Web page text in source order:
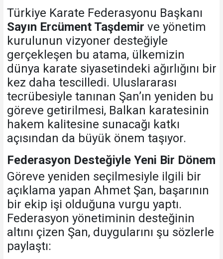
Türkiye Karate Federasyonu Başkanı
Sayın Ercüment Taşdemir ve yönetim
kurulunun vizyoner desteğiyle
gerçekleşen bu atama, ülkemizin
dünya karate siyasetindeki ağırlığını bir
kez daha tescilledi. Uluslararası
tecrübesiyle tanınan Şan’ın yeniden bu
göreve getirilmesi, Balkan karatesinin
hakem kalitesine sunacağı katkı
açısından da büyük önem taşıyor.
Federasyon Desteğiyle Yeni Bir Dönem
Göreve yeniden seçilmesiyle ilgili bir
açıklama yapan Ahmet Şan, başarının
bir ekip işi olduğuna vurgu yaptı.
Federasyon yönetiminin desteğinin
altını çizen Şan, duygularını şu sözlerle
paylaştı: